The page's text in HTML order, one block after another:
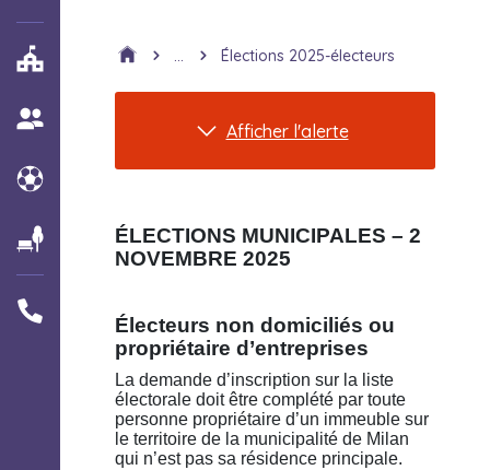
... Élections 2025-électeurs
Afficher l'alerte
ÉLECTIONS MUNICIPALES – 2
NOVEMBRE 2025
Électeurs non domiciliés ou
propriétaire d’entreprises
La demande d’inscription sur la liste
électorale doit être complété par toute
personne propriétaire d’un immeuble sur
le territoire de la municipalité de Milan
qui n’est pas sa résidence principale.